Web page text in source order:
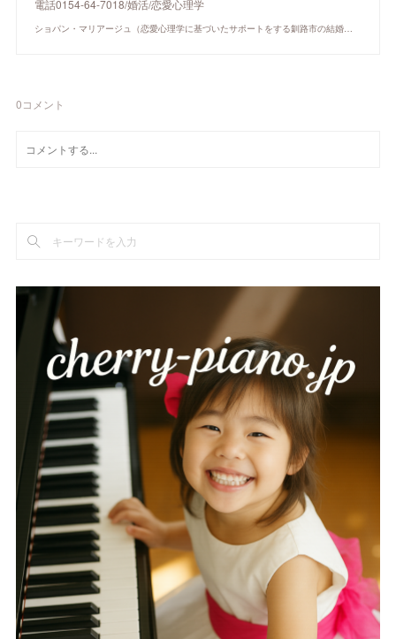
電話0154-64-7018/婚活/恋愛心理学
ショパン・マリアージュ（恋愛心理学に基づいたサポートをする釧路市の結婚相談所）/ 全国結婚相談事業者連盟正規加盟店 / cherry-piano.com
0コメント